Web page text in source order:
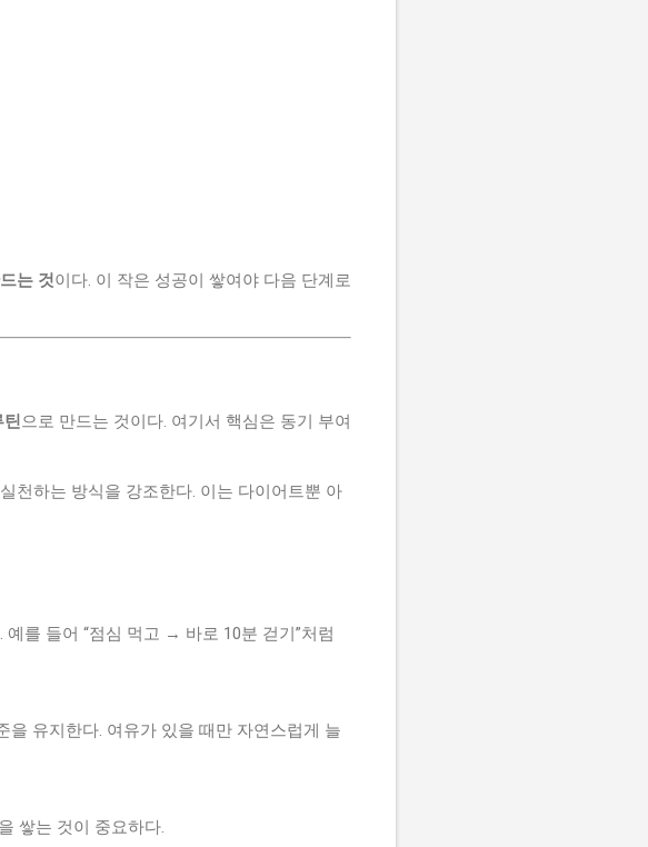
는 것이다. 이 작은 성공이 쌓여야 다음 단계로
틴으로 만드는 것이다. 여기서 핵심은 동기 부여
천하는 방식을 강조한다. 이는 다이어트뿐 아
를 들어 “점심 먹고 → 바로 10분 걷기”처럼
을 유지한다. 여유가 있을 때만 자연스럽게 늘
쌓는 것이 중요하다.